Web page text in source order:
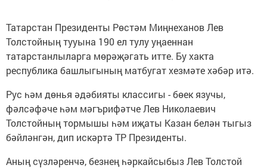
Татарстан Президенты Рөстәм Миңнеханов Лев
Толстойның тууына 190 ел тулу уңаеннан
татарстанлыларга мөрәҗәгать итте. Бу хакта
республика башлыгының матбугат хезмәте хәбәр итә.
Рус һәм дөнья әдәбияты классигы - бөек язучы,
фәлсәфәче һәм мәгърифәтче Лев Николаевич
Толстойның тормышы һәм иҗаты Казан белән тыгыз
бәйләнгән, дип искәртә ТР Президенты.
Аның сүзләренчә, безнең һәркайсыбыз Лев Толстой